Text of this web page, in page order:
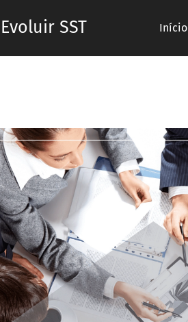
Evoluir SST Início